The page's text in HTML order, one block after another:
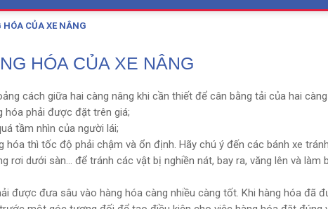
CỦA XE NÂNG
HÓA CỦA XE NÂNG
cách giữa hai càng nâng khi cần thiết để cân bằng tải của hai
hóa phải được đặt trên giá;
tầm nhìn của người lái;
hóa thì tốc độ phải chậm và ổn định. Hãy chú ý đến các bánh xe
rơi dưới sàn… để tránh các vật bị nghiền nát, bay ra, văng lên và làm
được đưa sâu vào hàng hóa càng nhiều càng tốt. Khi hàng hóa đã